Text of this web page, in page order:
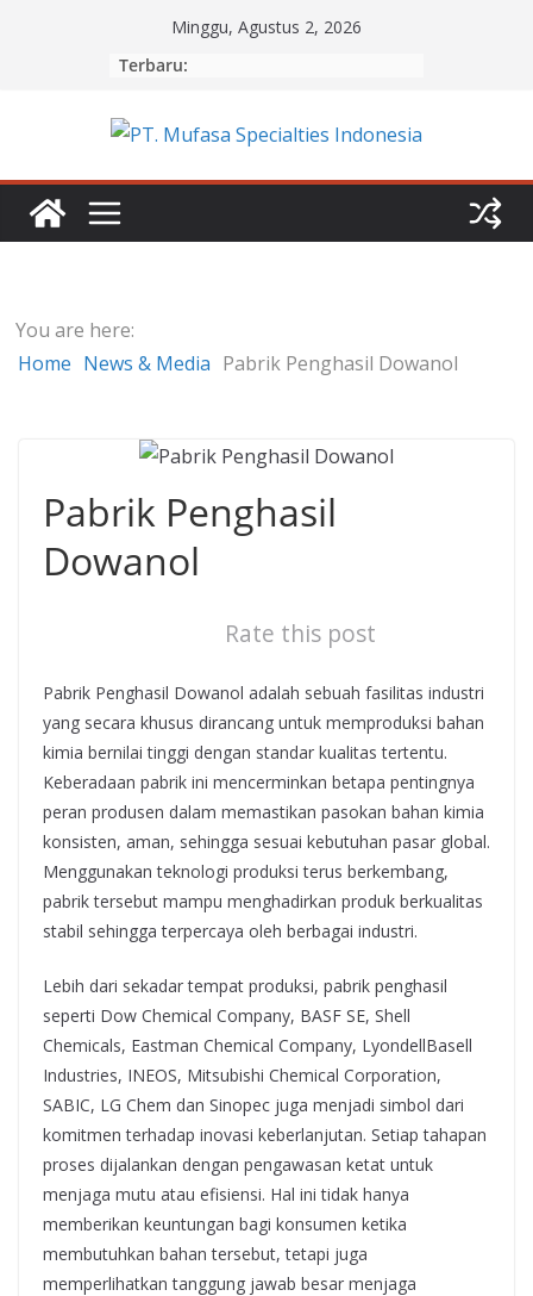
Minggu, Agustus 2, 2026
Terbaru:
You are here:
Home News & Media Pabrik Penghasil Dowanol
Pabrik Penghasil
Dowanol
Rate this post
Pabrik Penghasil Dowanol adalah sebuah fasilitas industri
yang secara khusus dirancang untuk memproduksi bahan
kimia bernilai tinggi dengan standar kualitas tertentu.
Keberadaan pabrik ini mencerminkan betapa pentingnya
peran produsen dalam memastikan pasokan bahan kimia
konsisten, aman, sehingga sesuai kebutuhan pasar global.
Menggunakan teknologi produksi terus berkembang,
pabrik tersebut mampu menghadirkan produk berkualitas
stabil sehingga terpercaya oleh berbagai industri.
Lebih dari sekadar tempat produksi, pabrik penghasil
seperti Dow Chemical Company, BASF SE, Shell
Chemicals, Eastman Chemical Company, LyondellBasell
Industries, INEOS, Mitsubishi Chemical Corporation,
SABIC, LG Chem dan Sinopec juga menjadi simbol dari
komitmen terhadap inovasi keberlanjutan. Setiap tahapan
proses dijalankan dengan pengawasan ketat untuk
menjaga mutu atau efisiensi. Hal ini tidak hanya
memberikan keuntungan bagi konsumen ketika
membutuhkan bahan tersebut, tetapi juga
memperlihatkan tanggung jawab besar menjaga